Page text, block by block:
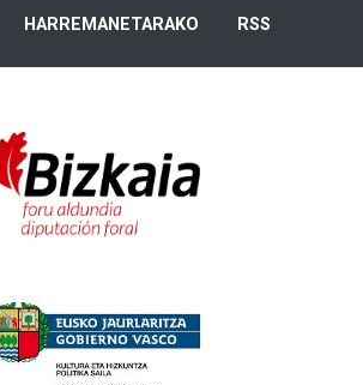
HARREMANETARAKO RSS